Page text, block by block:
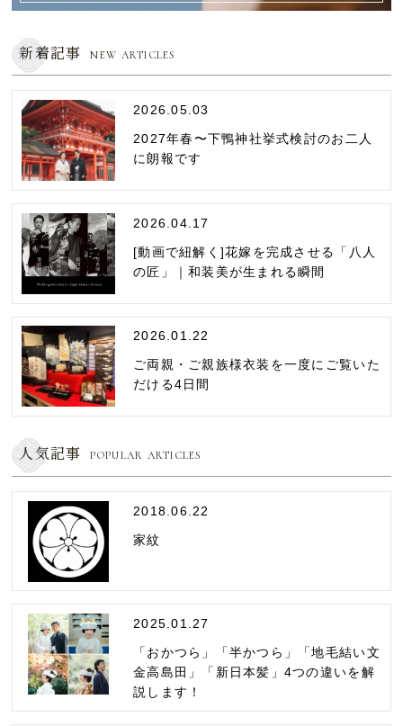
新着記事 NEW ARTICLES
2026.05.03
2027年春〜下鴨神社挙式検討のお二人
に朗報です
2026.04.17
[動画で紐解く]花嫁を完成させる「八人
の匠」｜和装美が生まれる瞬間
2026.01.22
ご両親・ご親族様衣装を一度にご覧いた
だける4日間
人気記事 POPULAR ARTICLES
2018.06.22
家紋
2025.01.27
「おかつら」「半かつら」「地毛結い文
金高島田」「新日本髪」4つの違いを解
説します！